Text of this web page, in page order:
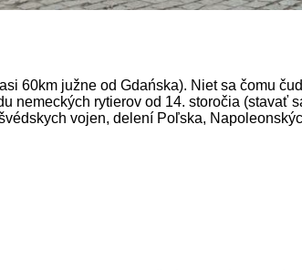
60km južne od Gdańska). Niet sa čomu
nemeckých rytierov od 14. storočia
vojen, delení Poľska,